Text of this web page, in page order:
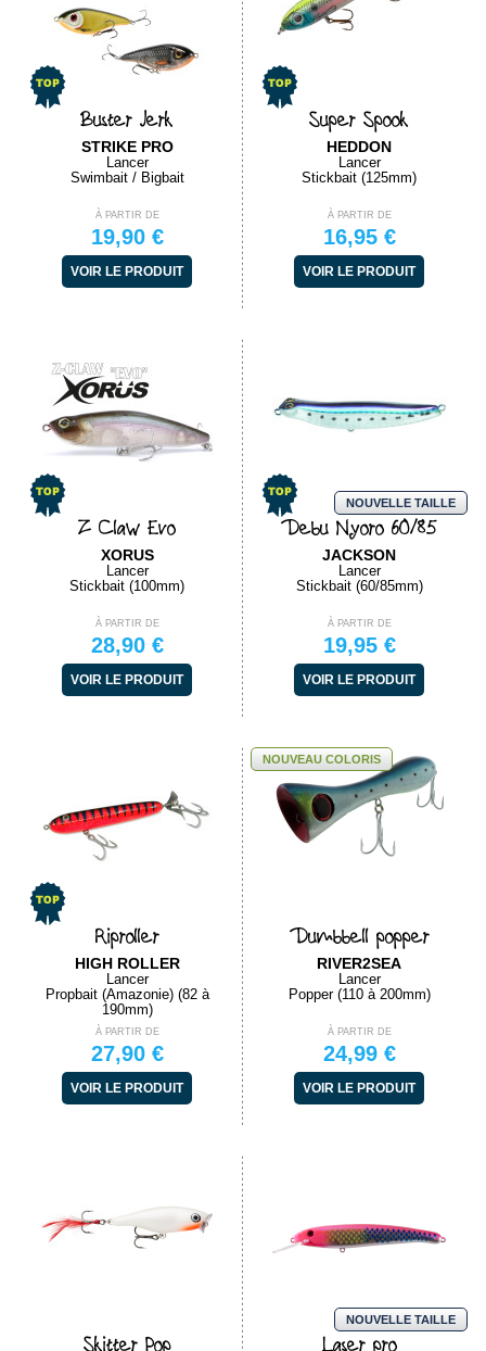
Buster Jerk
STRIKE PRO
Lancer
Swimbait / Bigbait
À PARTIR DE
19,90 €
VOIR LE PRODUIT
Super Spook
HEDDON
Lancer
Stickbait (125mm)
À PARTIR DE
16,95 €
VOIR LE PRODUIT
Z Claw Evo
XORUS
Lancer
Stickbait (100mm)
À PARTIR DE
28,90 €
VOIR LE PRODUIT
NOUVELLE TAILLE
Debu Nyoro 60/85
JACKSON
Lancer
Stickbait (60/85mm)
À PARTIR DE
19,95 €
VOIR LE PRODUIT
Riproller
HIGH ROLLER
Lancer
Propbait (Amazonie) (82 à
190mm)
À PARTIR DE
27,90 €
VOIR LE PRODUIT
NOUVEAU COLORIS
Dumbbell popper
RIVER2SEA
Lancer
Popper (110 à 200mm)
À PARTIR DE
24,99 €
VOIR LE PRODUIT
Skitter Pop
NOUVELLE TAILLE
Laser pro